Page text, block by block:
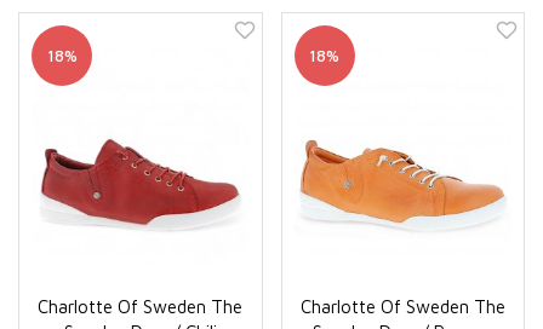
18%
Charlotte Of Sweden The
18%
Charlotte Of Sweden The